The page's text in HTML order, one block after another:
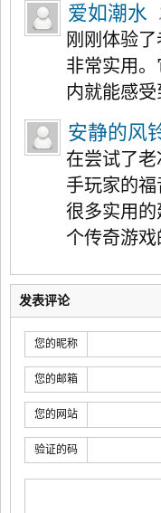
爱如潮水
刚刚体验
非常实用
内就能感
安静的风
在尝试了
手玩家的
很多实用
个传奇游
发表评论
您的昵称
您的邮箱
您的网站
验证的码